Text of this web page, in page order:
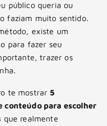
público queria ou
faziam muito sentido.
existe um
para fazer seu
trazer os
te mostrar 5
conteúdo para escolher
que realmente